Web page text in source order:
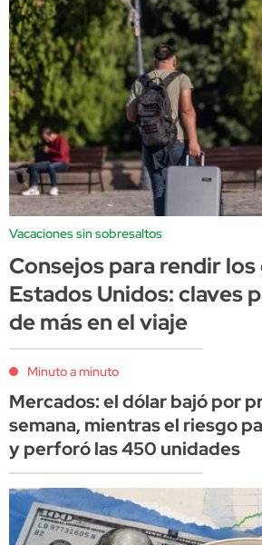
Vacaciones sin sobresaltos
Consejos para rendir los
Estados Unidos: claves
de más en el viaje
Minuto a minuto
Mercados: el dólar bajó por
semana, mientras el riesgo
y perforó las 450 unidades